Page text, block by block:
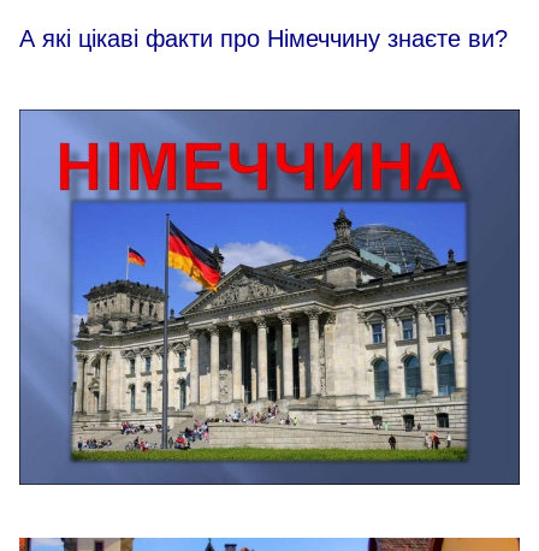
А які цікаві факти про Німеччину знаєте ви?